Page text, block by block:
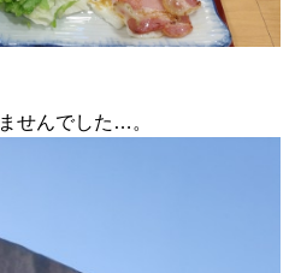
せんでした…。